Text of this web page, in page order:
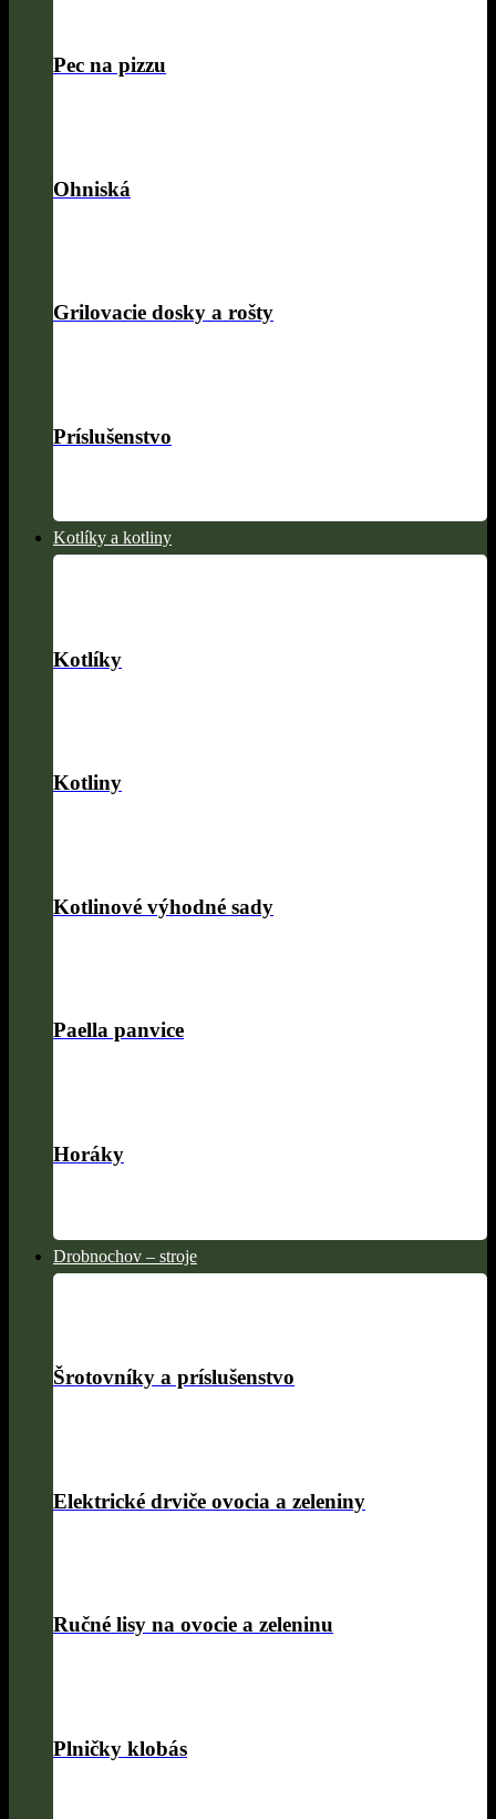
Pec na pizzu
Ohniská
Grilovacie dosky a rošty
Príslušenstvo
Kotlíky a kotliny
Kotlíky
Kotliny
Kotlinové výhodné sady
Paella panvice
Horáky
Drobnochov – stroje
Šrotovníky a príslušenstvo
Elektrické drviče ovocia a zeleniny
Ručné lisy na ovocie a zeleninu
Plničky klobás